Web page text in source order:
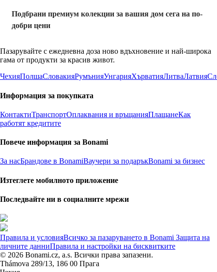
Подбрани премиум колекции за вашия дом сега на по-
добри цени
Пазарувайте с ежедневна доза ново вдъхновение и най-широка
гама от продукти за красив живот.
ЧехияПолшаСловакияРумънияУнгарияХърватияЛитваЛатвия
Информация за покупката
КонтактиТранспортОплаквания и връщанияПлащанеКак
работят кредитите
Повече информация за Bonami
За насБрандове в BonamiВаучери за подаръкBonami за бизнес
Изтеглете мобилното приложение
Последвайте ни в социалните мрежи
Правила и условияВсичко за пазаруването в Bonami Защита на
личните данниПравила и настройки на бисквитките
© 2026 Bonami.cz, a.s. Всички права запазени.
Thámova 289/13, 186 00 Прага